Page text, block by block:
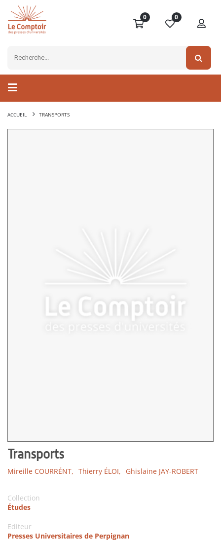
0 0
ACCUEIL TRANSPORTS
Transports
Mireille COURRÉNT, Thierry ÉLOI, Ghislaine JAY-ROBERT
Collection
Études
Editeur
Presses Universitaires de Perpignan